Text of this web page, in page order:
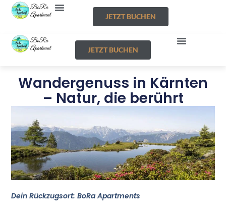
JETZT BUCHEN
JETZT BUCHEN
Wandergenuss in Kärnten
– Natur, die berührt
Dein Rückzugsort: BoRa Apartments